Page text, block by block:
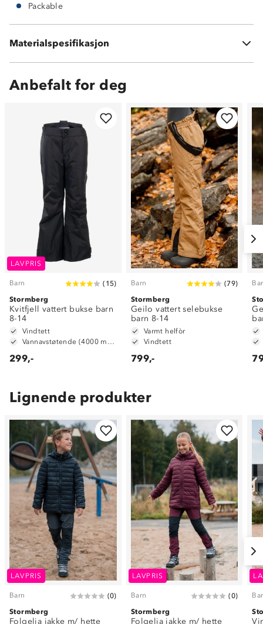
Packable
Materialspesifikasjon
Fôring: 100 % polyester
Anbefalt for deg
LAVPRIS
Barn ( 15)
Stormberg
Kvitfjell vattert bukse barn
8-14
Vindtett
299,-
Barn (79)
Stormberg
Geilo vattert selebukse
barn 8-14
Varmt helfòr
Vindtett
799,-
Lignende produkter
LAVPRIS
Barn (0)
Stormberg
Folgelia jakke m/ hette
LAVPRIS
Barn (0)
Stormberg
Folgelia jakke m/ hette